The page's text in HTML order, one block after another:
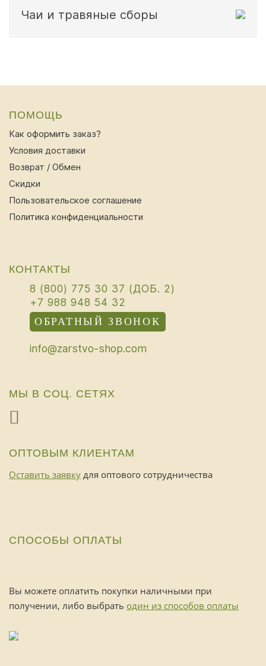
Чаи и травяные сборы
ПОМОЩЬ
Как оформить заказ?
Условия доставки
Возврат / Обмен
Скидки
Пользовательское соглашение
Политика конфиденциальности
КОНТАКТЫ
8 (800) 775 30 37 (ДОБ. 2)
+7 988 948 54 32
ОБРАТНЫЙ ЗВОНОК
info@zarstvo-shop.com
МЫ В СОЦ. СЕТЯХ
ОПТОВЫМ КЛИЕНТАМ
Оставить заявку для оптового сотрудничества
СПОСОБЫ ОПЛАТЫ
Вы можете оплатить покупки наличными при
получении, либо выбрать один из способов оплаты